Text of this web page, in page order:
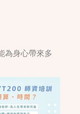
為身心帶來多